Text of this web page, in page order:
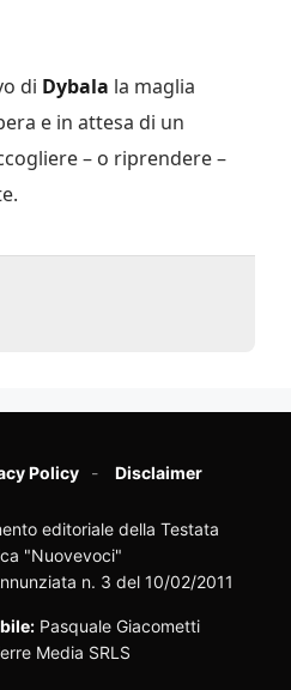
di Dybala la maglia
e in attesa di un
– o riprendere –
Policy Disclaimer
editoriale della Testata
"Nuovevoci"
n. 3 del 10/02/2011
Pasquale Giacometti
Media SRLS